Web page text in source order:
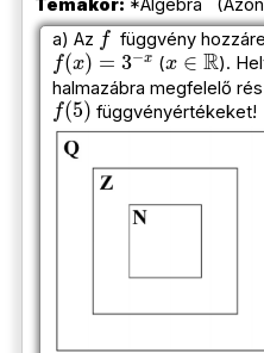
Témakör: *Algebra
a) Az
f
függvény
f(x)=3 −x
(
x∈R
).
halmazábra megfelelő
f(5)
függvényértékeket!